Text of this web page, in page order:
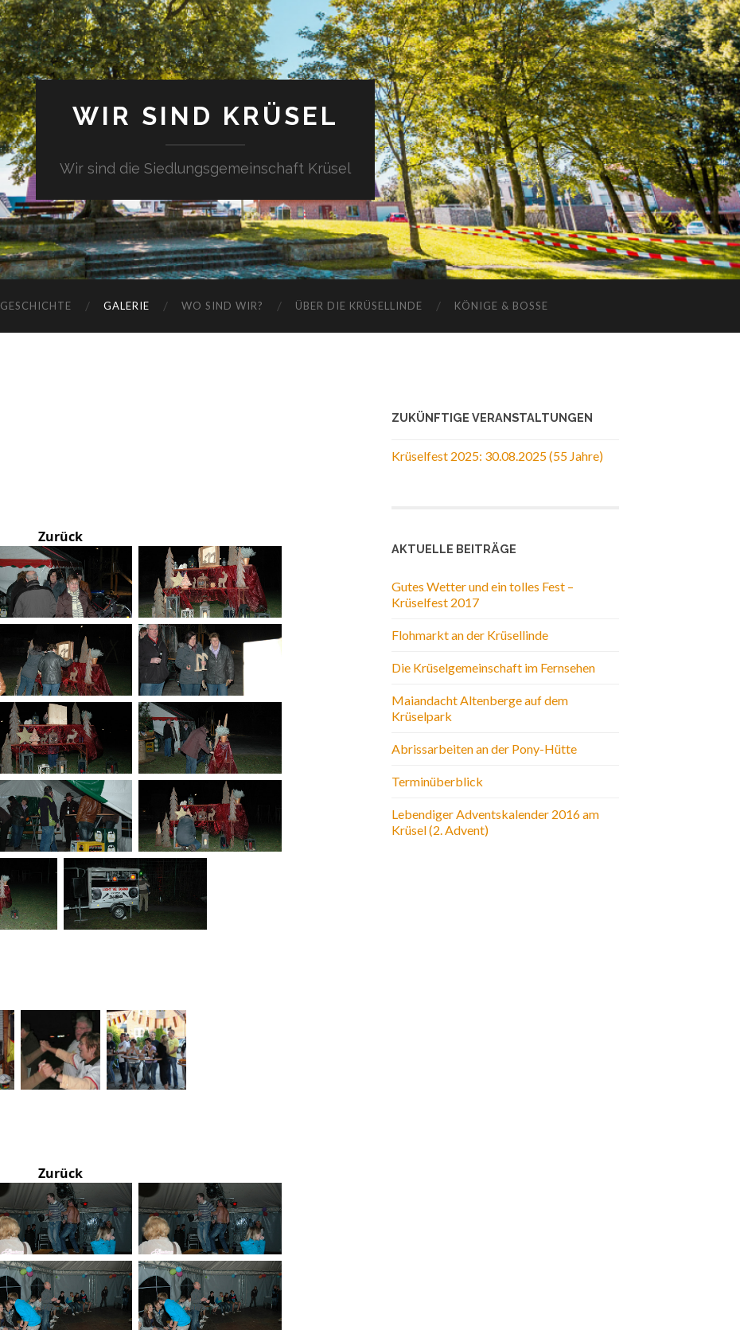
WIR SIND KRÜSEL
Wir sind die Siedlungsgemeinschaft Krüsel
GESCHICHTE GALERIE WO SIND WIR? ÜBER DIE KRÜSELLINDE KÖNIGE & BOSSE
Zurück
Zurück
ZUKÜNFTIGE VERANSTALTUNGEN
Krüselfest 2025: 30.08.2025 (55 Jahre)
AKTUELLE BEITRÄGE
Gutes Wetter und ein tolles Fest –
Krüselfest 2017
Flohmarkt an der Krüsellinde
Die Krüselgemeinschaft im Fernsehen
Maiandacht Altenberge auf dem
Krüselpark
Abrissarbeiten an der Pony-Hütte
Terminüberblick
Lebendiger Adventskalender 2016 am
Krüsel (2. Advent)